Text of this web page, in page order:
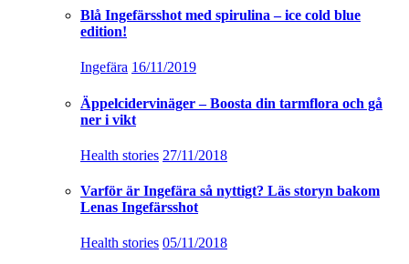
Blå Ingefärsshot med spirulina – ice cold blue
edition!
Ingefära 16/11/2019
Äppelcidervinäger – Boosta din tarmflora och gå
ner i vikt
Health stories 27/11/2018
Varför är Ingefära så nyttigt? Läs storyn bakom
Lenas Ingefärsshot
Health stories 05/11/2018